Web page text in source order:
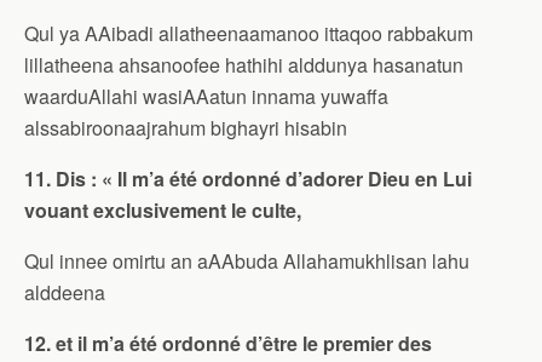
Qul ya AAibadi allatheenaamanoo ittaqoo rabbakum
lillatheena ahsanoofee hathihi alddunya hasanatun
waarduAllahi wasiAAatun innama yuwaffa
alssabiroonaajrahum bighayri hisabin
11. Dis : « Il m’a été ordonné d’adorer Dieu en Lui
vouant exclusivement le culte,
Qul innee omirtu an aAAbuda Allahamukhlisan lahu
alddeena
12. et il m’a été ordonné d’être le premier des